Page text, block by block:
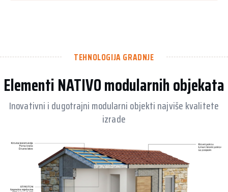
TEHNOLOGIJA GRADNJE
Elementi NATIVO modularnih objekata
Inovativni i dugotrajni modularni objekti najviše kvalitete
izrade